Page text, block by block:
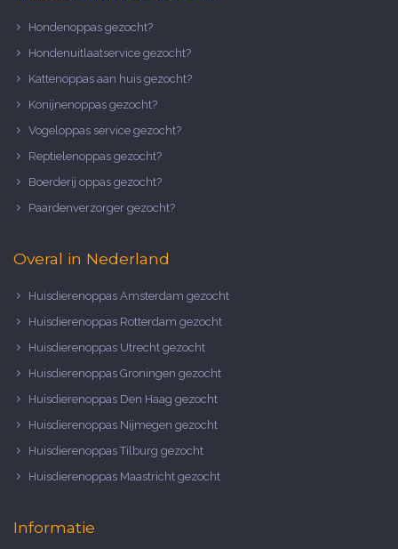
Hondenoppas gezocht?
Hondenuitlaatservice gezocht?
Kattenoppas aan huis gezocht?
Konijnenoppas gezocht?
Vogeloppas service gezocht?
Reptielenoppas gezocht?
Boerderij oppas gezocht?
Paardenverzorger gezocht?
Overal in Nederland
Huisdierenoppas Amsterdam gezocht
Huisdierenoppas Rotterdam gezocht
Huisdierenoppas Utrecht gezocht
Huisdierenoppas Groningen gezocht
Huisdierenoppas Den Haag gezocht
Huisdierenoppas Nijmegen gezocht
Huisdierenoppas Tilburg gezocht
Huisdierenoppas Maastricht gezocht
Informatie